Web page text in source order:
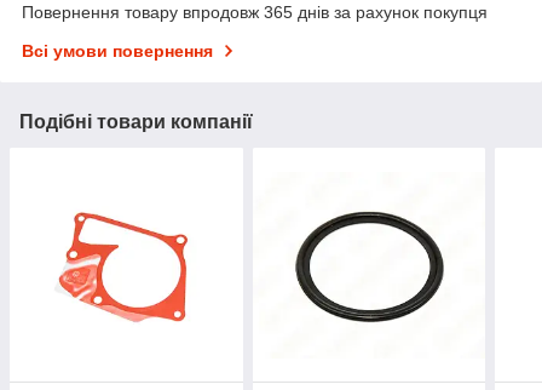
Повернення товару впродовж 365 днів за рахунок покупця
Всі умови повернення
Подібні товари компанії